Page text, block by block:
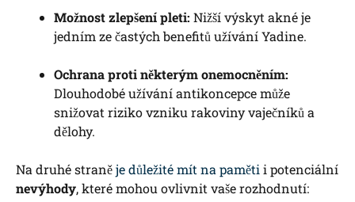
Možnost zlepšení pleti: Nižší výskyt akné je
jedním ze častých benefitů užívání Yadine.
Ochrana proti některým onemocněním:
Dlouhodobé užívání antikoncepce může
snižovat riziko vzniku rakoviny vaječníků a
dělohy.
Na druhé straněje důležité mít na paměti i potenciální
nevýhody, které mohou ovlivnit vaše rozhodnutí: